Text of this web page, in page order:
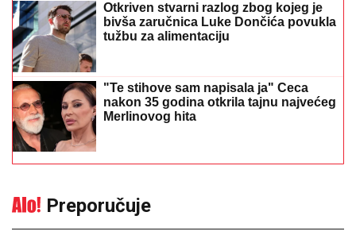
Otkriven stvarni razlog zbog kojeg je
bivša zaručnica Luke Dončića povukla
tužbu za alimentaciju
"Te stihove sam napisala ja" Ceca
nakon 35 godina otkrila tajnu najvećeg
Merlinovog hita
Preporučuje